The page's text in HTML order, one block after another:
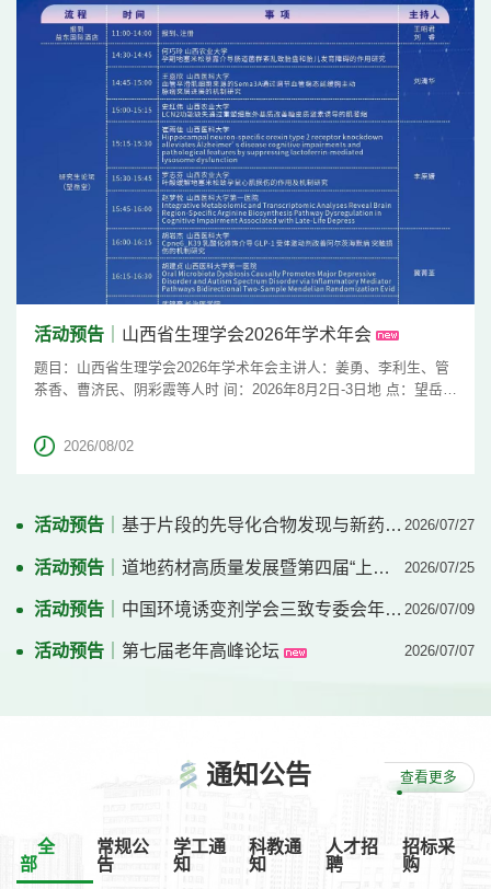
金色年华思政网
历史沿革
现任领导
领导关怀
校歌
活动预告 山西省生理学会2026年学术年会
题目：山西省生理学会2026年学术年会主讲人：姜勇、李利生、管
茶香、曹济民、阴彩霞等人时 间：2026年8月2日-3日地 点：望岳堂
者，国家杰青，国务院特殊津贴专家。现任郑州大学学术副校长。
中国病理生理学会常务理事、休克专业委员会副主任委员，中国研
病急救医学》...
2026/08/02
活动预告 基于片段的先导化合物发现与新药转化研究 2026/07/27
活动预告 道地药材高质量发展暨第四届“上党药苑”学术交流会 2026/07/25
活动预告 中国环境诱变剂学会三致专委会年会暨太行健康产业发展论坛 2026/07/09
活动预告 第七届老年高峰论坛 2026/07/07
通知公告 查看更多
全
部
常规公
告
学工通
知
科教通
知
人才招
聘
招标采
购